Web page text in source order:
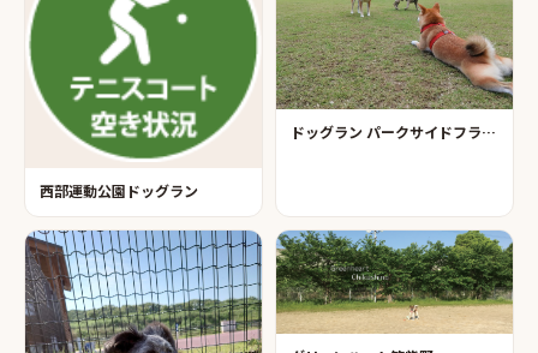
西部運動公園ドッグラン
ドッグラン パークサイドフラップ